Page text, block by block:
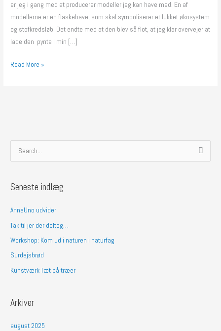
er jeg i gang med at producerer modeller jeg kan have med. En af
modellerne er en flaskehave, som skal symboliserer et lukket økosystem
og stofkredsløb. Det endte med at den blev så flot, at jeg klar overvejer at
lade den pynte i min […]
Read More »
e
f
:
Seneste indlæg
AnnaUno udvider
Tak til jer der deltog…
Workshop: Kom ud i naturen i naturfag
Surdejsbrød
Kunstværk Tæt på træer
Arkiver
august 2025